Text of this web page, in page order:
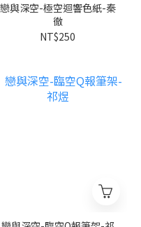
戀與深空-極空迴響色紙-秦
徹
NT$250